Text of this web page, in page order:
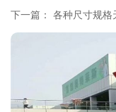
下一篇： 各种尺寸规格